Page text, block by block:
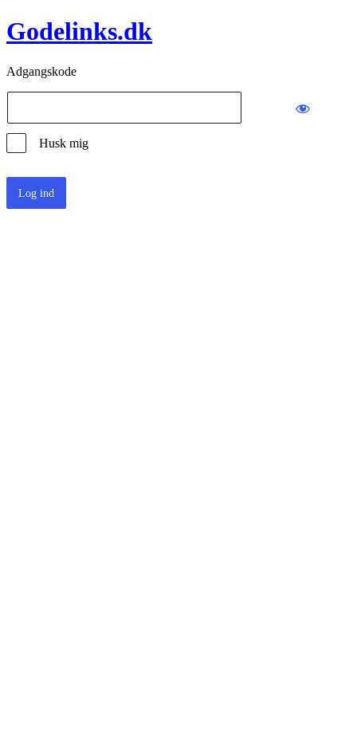
Godelinks.dk
Adgangskode
Husk mig